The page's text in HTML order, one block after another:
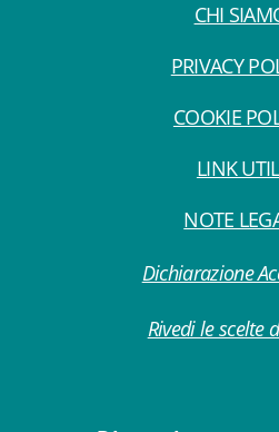
CHI
PRIVACY
COOKIE
LINK
NOTE
Dichiarazione
Rivedi le scelte